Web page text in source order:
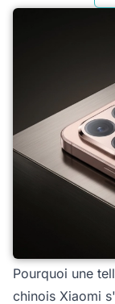
Pourquoi une
chinois Xiaomi